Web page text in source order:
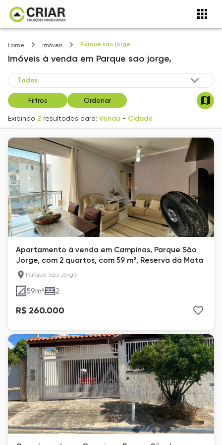
Home Imóveis Parque sao jorge
Imóveis à venda em Parque sao jorge,
Filtros Ordenar
Exibindo 2 resultados para: Venda - Cidade
Apartamento à venda em Campinas, Parque São
Jorge, com 2 quartos, com 59 m², Reserva da Mata
Parque São Jorge
59m² 2
R$ 260.000